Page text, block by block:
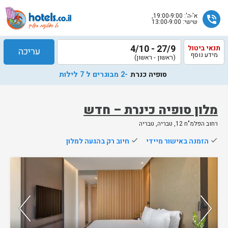
phone_in_talk א'-ה': 19:00-9:00,
שישי: 13:00-9:00
מלון סופיה כינרת – חדש
רחוב הפלמ"ח 12, טבריה, טבריה
תנאי ביטול
מידע נוסף 27/9 - 4/10
(ראשון - ראשון) עריכה
סופיה כנרת -2 מבוגרים ל 7 לילות
done הזמנה באישור מיידי done חיוב רק בהגעה למלון
80% מהזוגות ששהו בחדר זה אהבו אותו
שלח